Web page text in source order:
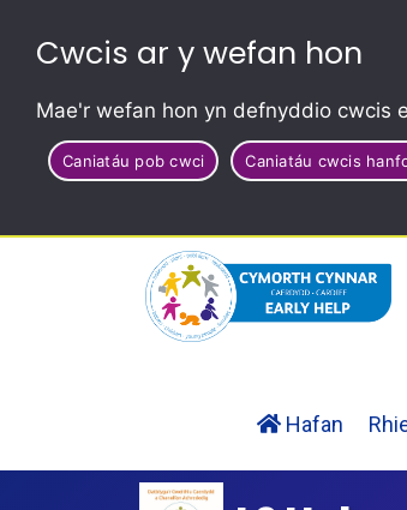
Cwcis ar y wefan hon
Mae'r wefan hon yn defnyddio cwcis
Caniatáu pob cwci Caniatáu cwcis
Hafan